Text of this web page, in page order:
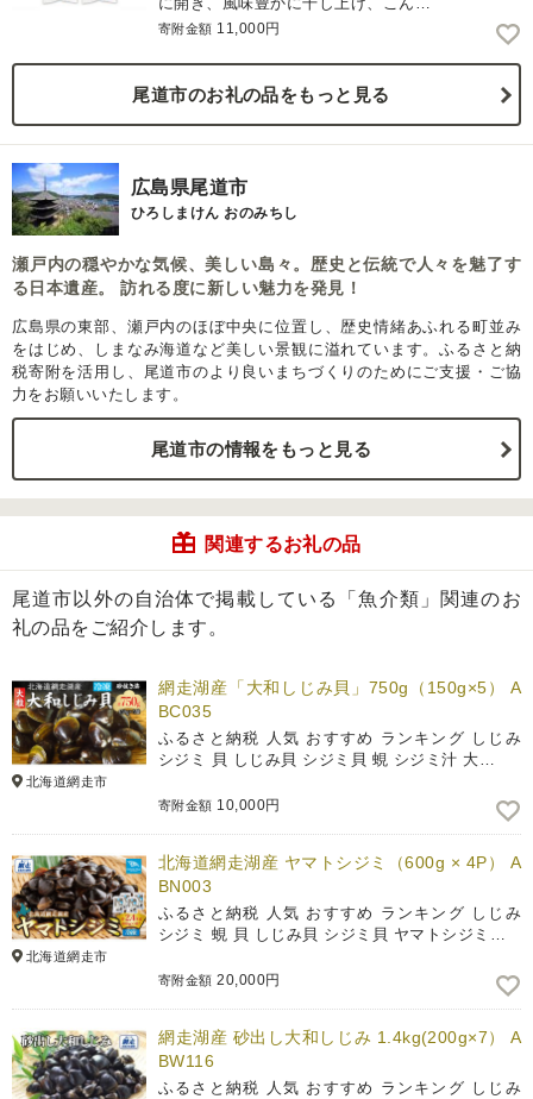
寄附金額 11,000円
尾道市のお礼の品をもっと見る
広島県尾道市
ひろしまけん おのみちし
瀬戸内の穏やかな気候、美しい島々。歴史と伝統で人々を魅了す
る日本遺産。 訪れる度に新しい魅力を発見！
広島県の東部、瀬戸内のほぼ中央に位置し、歴史情緒あふれる町並み
をはじめ、しまなみ海道など美しい景観に溢れています。ふるさと納
税寄附を活用し、尾道市のより良いまちづくりのためにご支援・ご協
力をお願いいたします。
尾道市の情報をもっと見る
関連するお礼の品
尾道市以外の自治体で掲載している「魚介類」関連のお
礼の品をご紹介します。
北海道網走市
網走湖産「大和しじみ貝」750g（150g×5） A
BC035
ふるさと納税 人気 おすすめ ランキング しじみ
シジミ 貝 しじみ貝 シジミ貝 蜆 シジミ汁 大…
寄附金額 10,000円
北海道網走市
北海道網走湖産 ヤマトシジミ（600g × 4P） A
BN003
ふるさと納税 人気 おすすめ ランキング しじみ
シジミ 蜆 貝 しじみ貝 シジミ貝 ヤマトシジミ…
寄附金額 20,000円
網走湖産 砂出し大和しじみ 1.4kg(200g×7） A
BW116
ふるさと納税 人気 おすすめ ランキング しじみ